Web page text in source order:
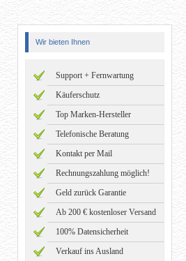
Wir bieten Ihnen
Support + Fernwartung
Käuferschutz
Top Marken-Hersteller
Telefonische Beratung
Kontakt per Mail
Rechnungszahlung möglich!
Geld zurück Garantie
Ab 200 € kostenloser Versand
100% Datensicherheit
Verkauf ins Ausland